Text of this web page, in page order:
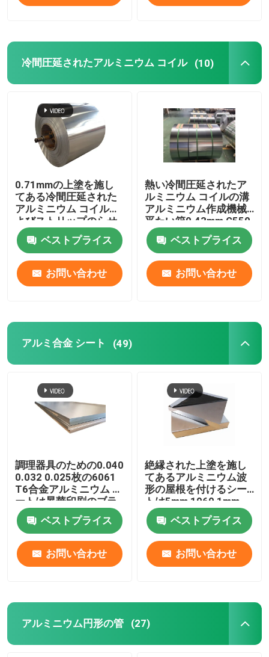
冷間圧延されたアルミニウム コイル (10)
0.71mmの上塗を施し
てある冷間圧延された
アルミニウム コイルお
よびストリップのらせ
んとじASTM A463のタ
イプ1 AS240-300
ベストプライス
お問い合わせ
熱い冷間圧延されたア
ルミニウム コイルの溝
アルミニウム作成機械
平たい箱0.43mm G550
ALのZN
ベストプライス
お問い合わせ
アルミ合金 シート (49)
調理器具のための0.040
0.032 0.025枚の6061
T6合金アルミニウム シ
ートは昇華印刷のブラ
ンクをつける
ベストプライス
お問い合わせ
絶縁された上塗を施し
てあるアルミニウム波
形の屋根を付けるシー
トは5mm 1060 1mm
3mmに10mm 3004
3005パネルをはめる
ベストプライス
お問い合わせ
アルミニウム円形の管 (27)